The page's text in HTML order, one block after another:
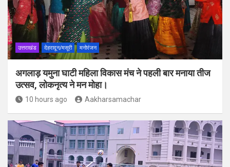
उत्तराखंड देहरादून/मसूरी मनोरंजन
अगलाड़ यमुना घाटी महिला विकास मंच ने पहली बार मनाया तीज
उत्सव, लोकनृत्य ने मन मोहा।
10 hours ago Aakharsamachar